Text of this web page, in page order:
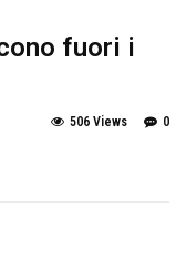
fuori i
0
506 Views